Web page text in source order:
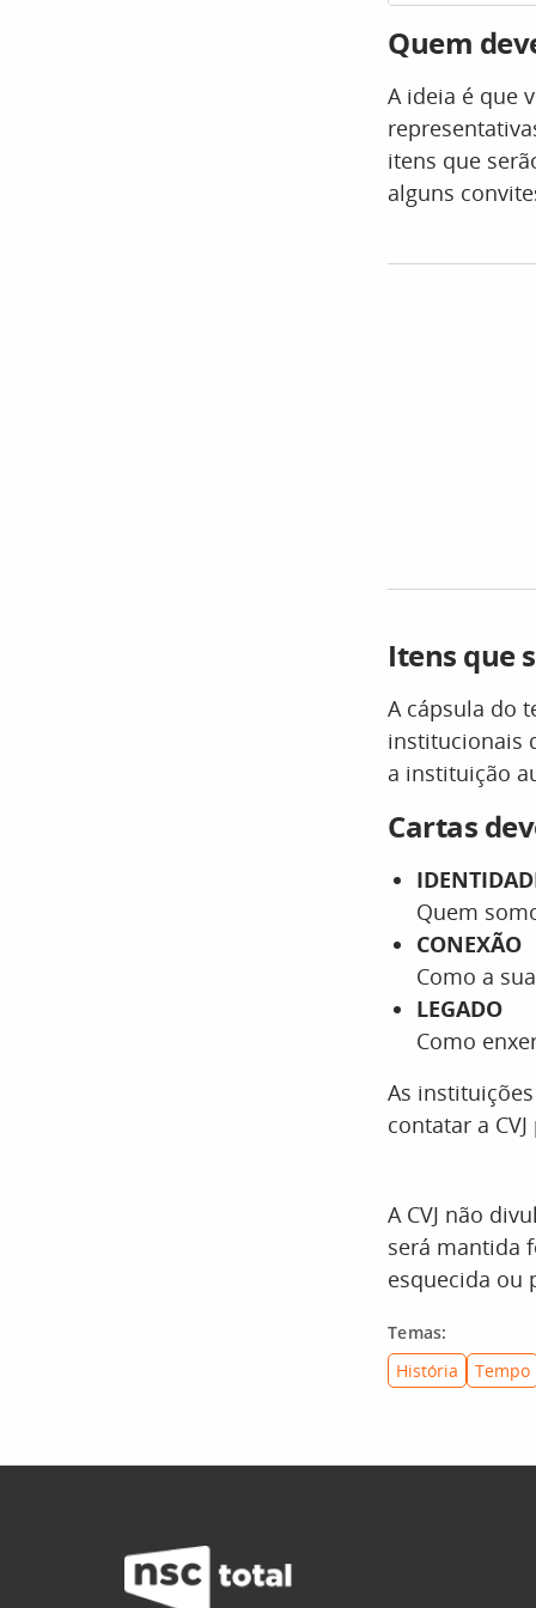
Quem
A ideia é que
itens que
alguns
Itens que
A cápsula do
institucionais
a instituição
Cartas
Quem
CONEXÃO
Como a
LEGADO
Como
As
contatar a
A CVJ não
será mantida
esquecida ou
Temas:
História
Tempo